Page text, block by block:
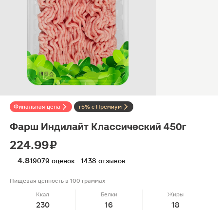
Финальная цена +5% с Премиум
Фарш Индилайт Классический 450г
224.99 ₽
4.819079 оценок · 1438 отзывов
Пищевая ценность в 100 граммах
Ккал
230
Белки
16
Жиры
18